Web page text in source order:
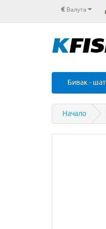
€ Валута
Бивак -
Начало